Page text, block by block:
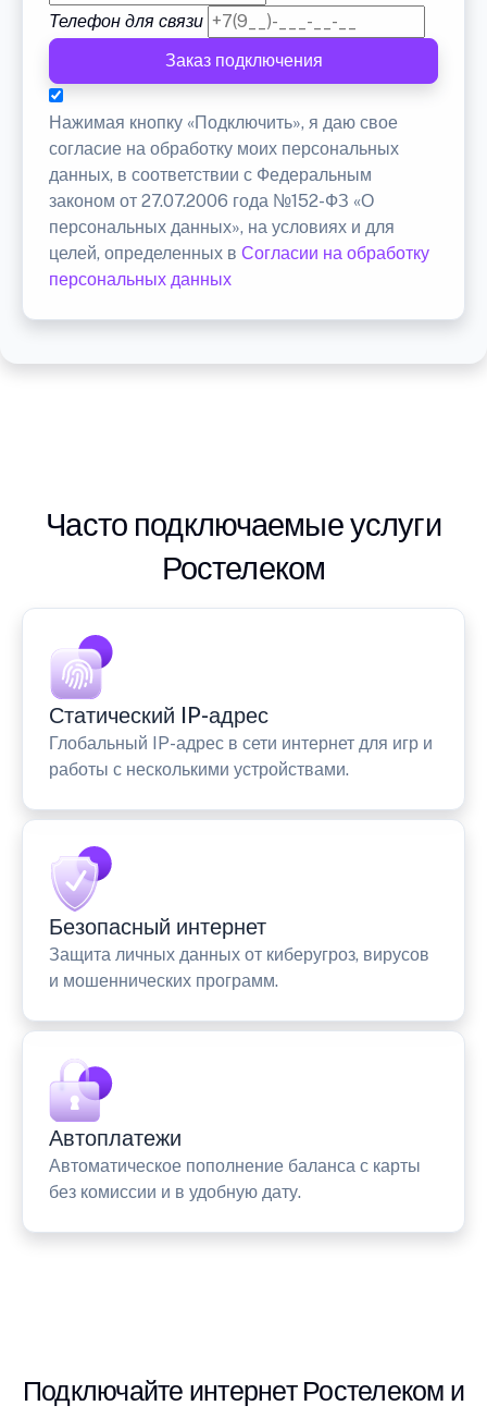
Телефон для связи
Заказ подключения
Нажимая кнопку «Подключить», я даю свое
согласие на обработку моих персональных
данных, в соответствии с Федеральным
законом от 27.07.2006 года №152-ФЗ «О
персональных данных», на условиях и для
целей, определенных в Согласии на обработку
персональных данных
Часто подключаемые услуги
Ростелеком
Статический IP-адрес
Глобальный IP-адрес в сети интернет для игр и
работы с несколькими устройствами.
Безопасный интернет
Защита личных данных от киберугроз, вирусов
и мошеннических программ.
Автоплатежи
Автоматическое пополнение баланса с карты
без комиссии и в удобную дату.
Подключайте интернет Ростелеком и